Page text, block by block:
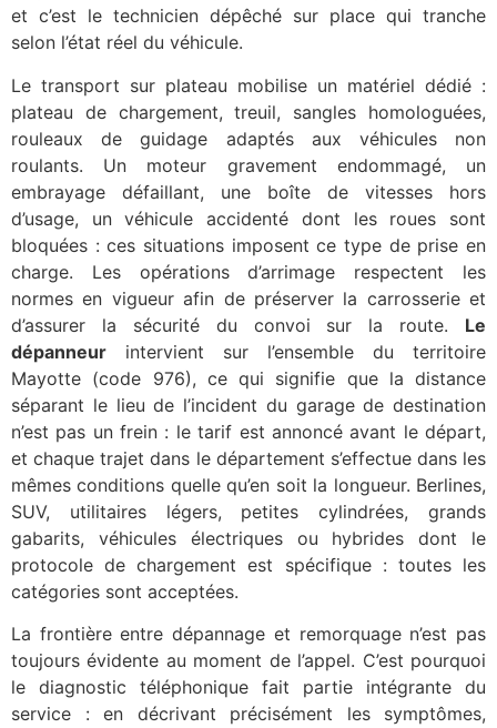
et c’est le technicien dépêché sur place qui tranche
selon l’état réel du véhicule.
Le transport sur plateau mobilise un matériel dédié :
plateau de chargement, treuil, sangles homologuées,
rouleaux de guidage adaptés aux véhicules non
roulants. Un moteur gravement endommagé, un
embrayage défaillant, une boîte de vitesses hors
d’usage, un véhicule accidenté dont les roues sont
bloquées : ces situations imposent ce type de prise en
charge. Les opérations d’arrimage respectent les
normes en vigueur afin de préserver la carrosserie et
d’assurer la sécurité du convoi sur la route. Le
dépanneur intervient sur l’ensemble du territoire
Mayotte (code 976), ce qui signifie que la distance
séparant le lieu de l’incident du garage de destination
n’est pas un frein : le tarif est annoncé avant le départ,
et chaque trajet dans le département s’effectue dans les
mêmes conditions quelle qu’en soit la longueur. Berlines,
SUV, utilitaires légers, petites cylindrées, grands
gabarits, véhicules électriques ou hybrides dont le
protocole de chargement est spécifique : toutes les
catégories sont acceptées.
La frontière entre dépannage et remorquage n’est pas
toujours évidente au moment de l’appel. C’est pourquoi
le diagnostic téléphonique fait partie intégrante du
service : en décrivant précisément les symptômes,